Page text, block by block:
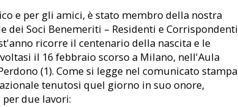
e per gli amici, è stato membro della nostra
dei Soci Benemeriti – Residenti e Corrispondenti
ricorre il centenario della nascita e le
il 16 febbraio scorso a Milano, nell'Aula
(1). Come si legge nel comunicato stampa
tenutosi quel giorno in suo onore,
due lavori: